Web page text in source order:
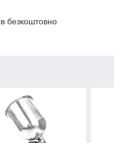
безкоштовно